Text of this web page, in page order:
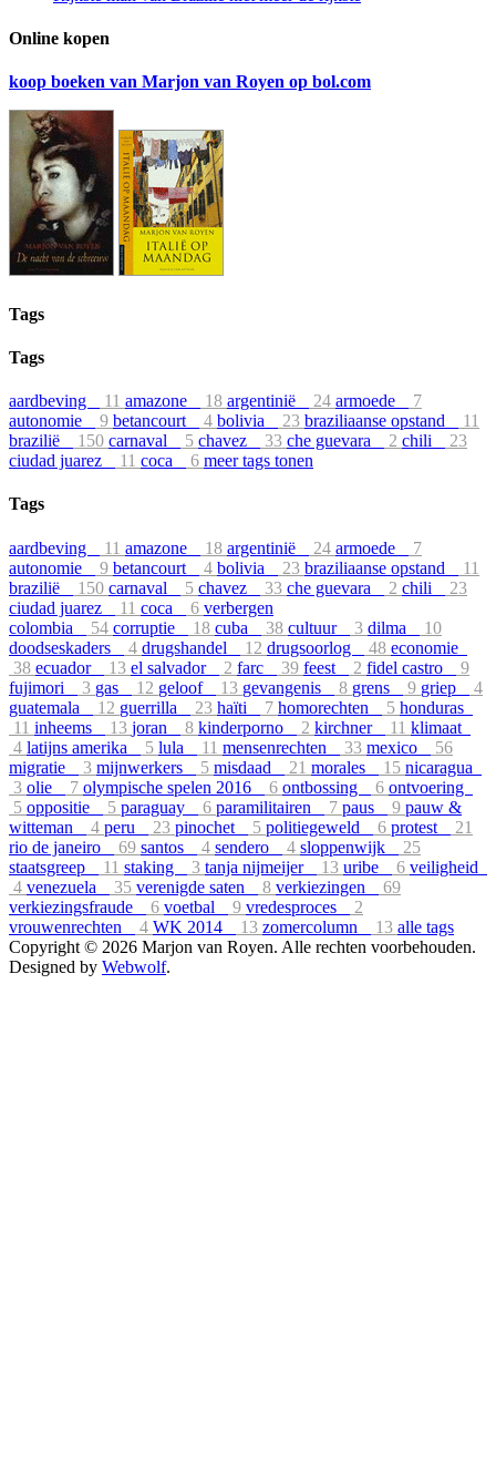
Online kopen
koop boeken van Marjon van Royen op bol.com
Tags
Tags
aardbeving 11 amazone 18 argentinië 24 armoede
7
autonomie
9 betancourt 4 bolivia 23 braziliaanse opstand
11
brazilië
150 carnaval 5 chavez 33 che guevara 2 chili
23
ciudad juarez
11 coca 6 meer tags tonen
Tags
aardbeving 11 amazone 18 argentinië 24 armoede
7
autonomie
9 betancourt 4 bolivia 23 braziliaanse opstand
11
brazilië
150 carnaval 5 chavez 33 che guevara 2 chili
23
ciudad juarez
11 coca 6 verbergen
colombia
54 corruptie 18 cuba 38 cultuur 3 dilma
10
doodseskaders
4 drugshandel 12 drugsoorlog 48 economie
38 ecuador 13 el salvador 2 farc 39 feest 2 fidel castro
9
fujimori
3 gas 12 geloof 13 gevangenis 8 grens 9 griep
4
guatemala
12 guerrilla 23 haïti 7 homorechten 5 honduras
11 inheems 13 joran 8 kinderporno 2 kirchner 11 klimaat
4 latijns amerika 5 lula 11 mensenrechten 33 mexico
56
migratie
3 mijnwerkers 5 misdaad 21 morales 15 nicaragua
3 olie 7 olympische spelen 2016 6 ontbossing 6 ontvoering
5 oppositie 5 paraguay 6 paramilitairen 7 paus 9 pauw &
witteman
4 peru 23 pinochet 5 politiegeweld 6 protest
21
rio de janeiro
69 santos 4 sendero 4 sloppenwijk
25
staatsgreep
11 staking 3 tanja nijmeijer 13 uribe 6 veiligheid
4 venezuela 35 verenigde saten 8 verkiezingen
69
verkiezingsfraude
6 voetbal 9 vredesproces
2
vrouwenrechten
4 WK 2014 13 zomercolumn 13 alle tags
Copyright © 2026 Marjon van Royen. Alle rechten voorbehouden.
Designed by Webwolf.